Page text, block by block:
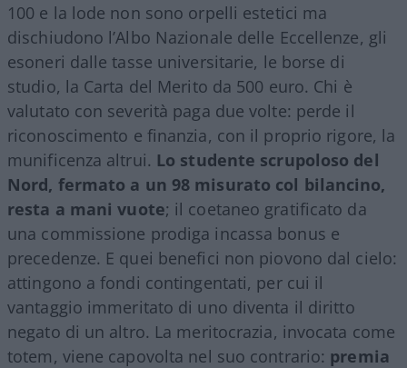
100 e la lode non sono orpelli estetici ma
dischiudono l’Albo Nazionale delle Eccellenze, gli
esoneri dalle tasse universitarie, le borse di
studio, la Carta del Merito da 500 euro. Chi è
valutato con severità paga due volte: perde il
riconoscimento e finanzia, con il proprio rigore, la
munificenza altrui. Lo studente scrupoloso del
Nord, fermato a un 98 misurato col bilancino,
resta a mani vuote; il coetaneo gratificato da
una commissione prodiga incassa bonus e
precedenze. E quei benefici non piovono dal cielo:
attingono a fondi contingentati, per cui il
vantaggio immeritato di uno diventa il diritto
negato di un altro. La meritocrazia, invocata come
totem, viene capovolta nel suo contrario: premia